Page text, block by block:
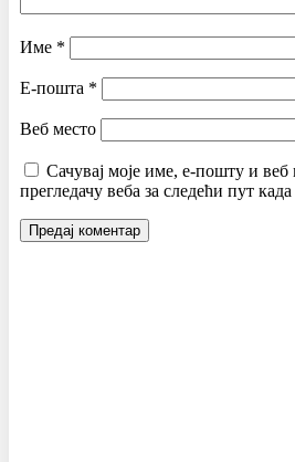
Име *
Е-пошта *
Веб место
Сачувај моје име, е-пошту и веб
прегледачу веба за следећи пут